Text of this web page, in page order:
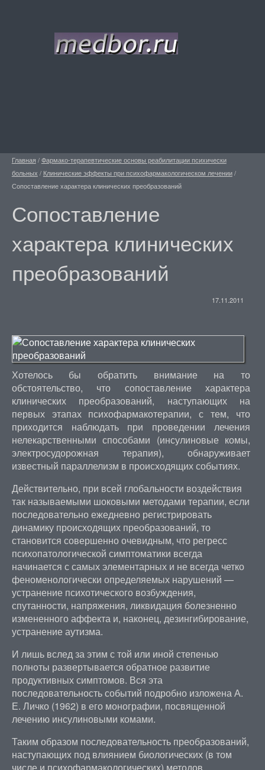
Главная /Фармако-терапевтические основы реабилитации психически
больных / Клинические эффекты при психофармакологическом лечении/
Сопоставление характера клинических преобразований
Сопоставление
характера клинических
преобразований
17.11.2011
Хотелось бы обратить внимание на то
обстоятельство, что сопоставление характера
клинических преобразований, наступающих на
первых этапах психофармакотерапии, с тем, что
приходится наблюдать при проведении лечения
нелекарственными способами (инсулиновые комы,
электросудорожная терапия), обнаруживает
известный параллелизм в происходящих событиях.
Действительно, при всей глобальности воздействия
так называемыми шоковыми методами терапии, если
последовательно ежедневно регистрировать
динамику происходящих преобразований, то
становится совершенно очевидным, что регресс
психопатологической симптоматики всегда
начинается с самых элементарных и не всегда четко
феноменологически определяемых нарушений —
устранение психотического возбуждения,
спутанности, напряжения, ликвидация болезненно
измененного аффекта и, наконец, дезингибирование,
устранение аутизма.
И лишь вслед за этим с той или иной степенью
полноты развертывается обратное развитие
продуктивных симптомов. Вся эта
последовательность событий подробно изложена А.
Е. Личко (1962) в его монографии, посвященной
лечению инсулиновыми комами.
Таким образом последовательность преобразований,
наступающих под влиянием биологических (в том